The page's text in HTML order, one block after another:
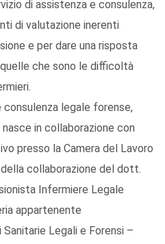
di assistenza e consulenza,
di valutazione inerenti
e per dare una risposta
che sono le difficoltà
legale forense,
in collaborazione con
presso la Camera del Lavoro
collaborazione del dott.
Infermiere Legale
appartenente
Legali e Forensi –